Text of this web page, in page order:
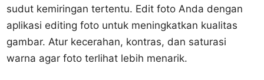
sudut kemiringan tertentu. Edit foto Anda dengan
aplikasi editing foto untuk meningkatkan kualitas
gambar. Atur kecerahan, kontras, dan saturasi
warna agar foto terlihat lebih menarik.